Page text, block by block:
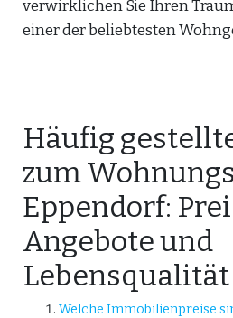
verwirklichen Sie Ihren
einer der beliebtesten
Häufig
zum
Eppendorf:
Angebote und
Lebensqualität
Welche Immobilienpreise